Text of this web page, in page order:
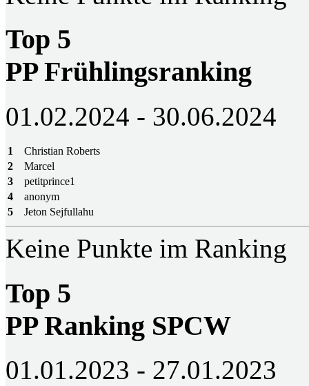
Top 5
PP Frühlingsranking
01.02.2024 - 30.06.2024
1
Christian Roberts
2
Marcel
3
petitprince1
4
anonym
5
Jeton Sejfullahu
Keine Punkte im Ranking
Top 5
PP Ranking SPCW
01.01.2023 - 27.01.2023